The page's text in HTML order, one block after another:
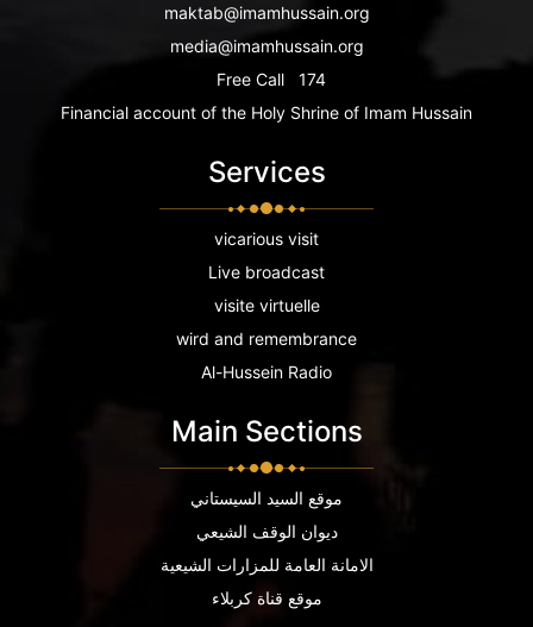
maktab@imamhussain.org
media@imamhussain.org
Free Call
174
Financial account of the Holy Shrine of Imam Hussain
Services
vicarious visit
Live broadcast
visite virtuelle
wird and remembrance
Al-Hussein Radio
Main Sections
موقع السيد السيستاني
ديوان الوقف الشيعي
الامانة العامة للمزارات الشيعية
موقع قناة كربلاء